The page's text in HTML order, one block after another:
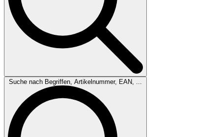
Suche nach Begriffen, Artikelnummer, EAN, ...